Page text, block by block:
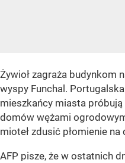
Żywioł zagraża budynkom
wyspy Funchal.
mieszkańcy miasta
domów wężami
mioteł zdusić płomienie na
AFP pisze, że w ostatnich